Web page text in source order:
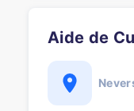
Aide de